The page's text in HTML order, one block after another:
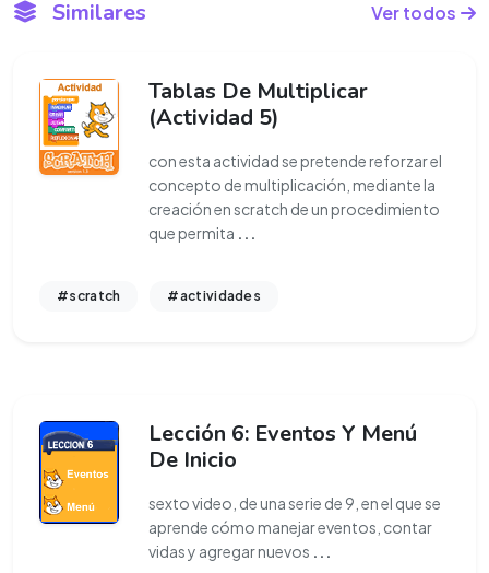
Similares Ver todos
Tablas De Multiplicar
(Actividad 5)
con esta actividad se pretende reforzar el
concepto de multiplicación, mediante la
creación en scratch de un procedimiento
que permita ...
#scratch #actividades
Lección 6: Eventos Y Menú
De Inicio
sexto video, de una serie de 9, en el que se
aprende cómo manejar eventos, contar
vidas y agregar nuevos ...